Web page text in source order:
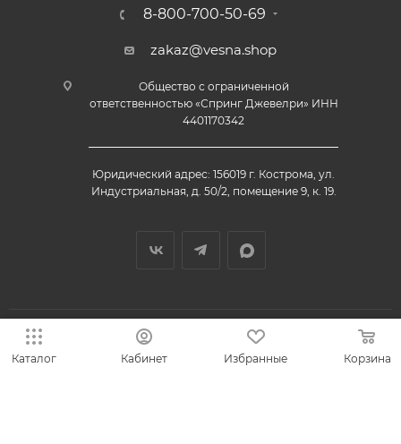
8-800-700-50-69
zakaz@vesna.shop
Общество с ограниченной
ответственностью «Спринг Джевелри» ИНН
4401170342
Юридический адрес: 156019 г. Кострома, ул.
Индустриальная, д. 50/2, помещение 9, к. 19.
Каталог Кабинет Избранные Корзина